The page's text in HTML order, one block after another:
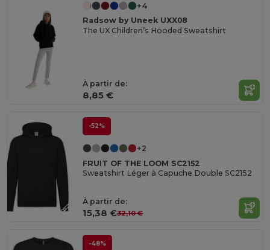
+4
Radsow by Uneek UXX08
The UX Children’s Hooded Sweatshirt
À partir de:
8,85 €
-52%
+2
FRUIT OF THE LOOM SC2152
Sweatshirt Léger à Capuche Double SC2152
À partir de:
15,38 €32,10 €
-48%